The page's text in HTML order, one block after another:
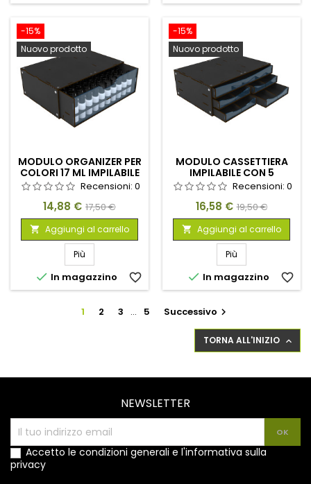
-15%
Nuovo prodotto
MODULO ORGANIZER PER
COLORI 17 ML IMPILABILE
E MAGNETIZZATO - NERO
Recensioni: 0
Prezzo
14,88 € Prezzo
base
17,50 €
 Aggiungi al carrello
Più
 In magazzino favorite_border
-15%
Nuovo prodotto
MODULO CASSETTIERA
IMPILABILE CON 5
CASSETTI ORIZZONTALI E
DIVISORI - NERO
Recensioni: 0
Prezzo
16,58 € Prezzo
base
19,50 €
 Aggiungi al carrello
Più
 In magazzino favorite_border
1 2 3 … 5 Successivo 
TORNA ALL'INIZIO 
NEWSLETTER
Accetto le condizioni generali e l'informativa sulla
privacy